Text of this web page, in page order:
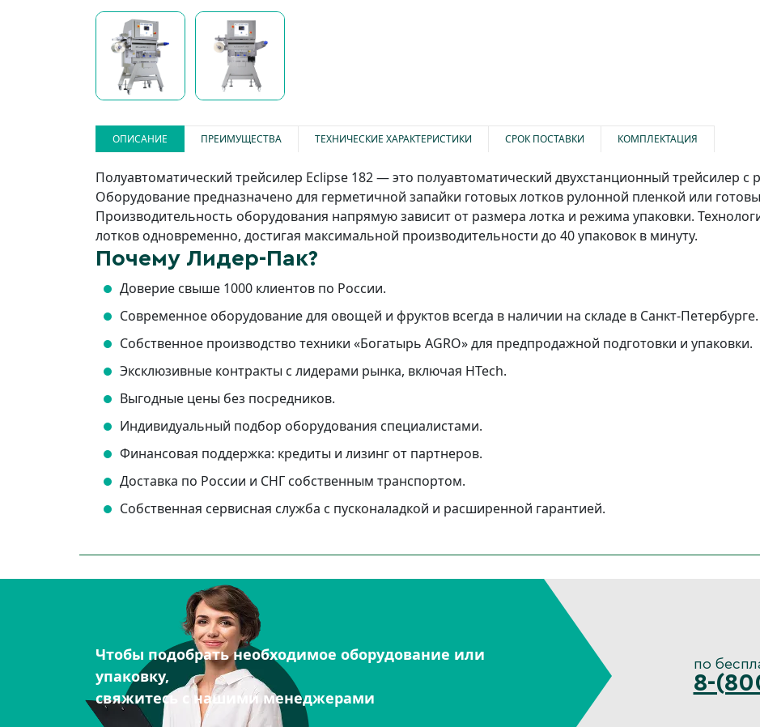
ОПИСАНИЕ ПРЕИМУЩЕСТВА ТЕХНИЧЕСКИЕ ХАРАКТЕРИСТИКИ СРОК ПОСТАВКИ КОМПЛЕКТАЦИЯ
Полуавтоматический трейсилер Eclipse 182 — это полуавтоматический двухстанционный трейсилер
Оборудование предназначено для герметичной запайки готовых лотков рулонной пленкой или
Производительность оборудования напрямую зависит от размера лотка и режима упаковки.
лотков одновременно, достигая максимальной производительности до 40 упаковок в минуту.
Почему Лидер-Пак?
Доверие свыше 1000 клиентов по России.
Современное оборудование для овощей и фруктов всегда в наличии на складе в Санкт-Петербурге.
Собственное производство техники «Богатырь AGRO» для предпродажной подготовки и упаковки.
Эксклюзивные контракты с лидерами рынка, включая HTech.
Выгодные цены без посредников.
Индивидуальный подбор оборудования специалистами.
Финансовая поддержка: кредиты и лизинг от партнеров.
Доставка по России и СНГ собственным транспортом.
Собственная сервисная служба с пусконаладкой и расширенной гарантией.
Чтобы подобрать необходимое оборудование или
упаковку,
свяжитесь с нашими менеджерами
по
8-